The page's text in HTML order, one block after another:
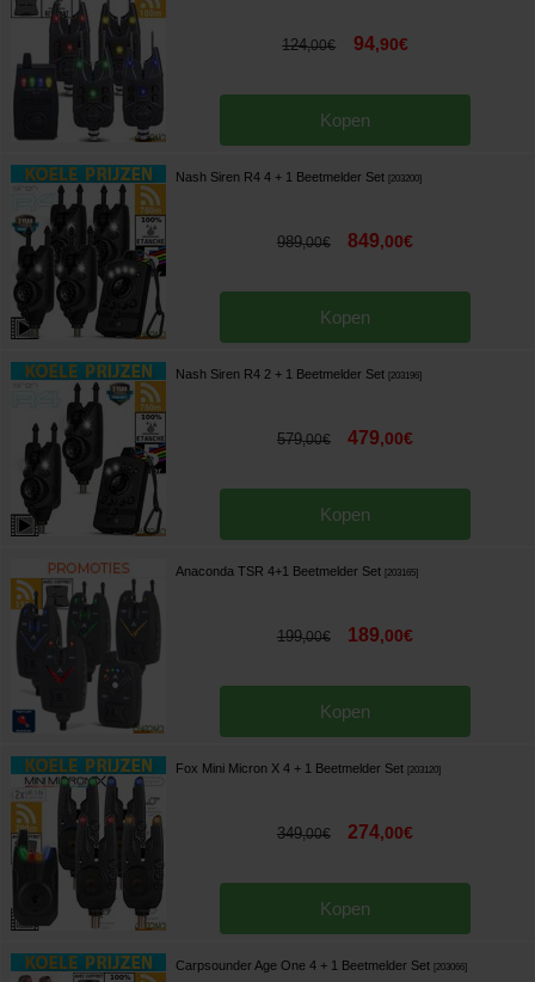
124,00€ 94,90€
Kopen
Nash Siren R4 4 + 1 Beetmelder Set 203200]
989,00€ 849,00€
Kopen
Nash Siren R4 2 + 1 Beetmelder Set 203196]
579,00€ 479,00€
Kopen
Anaconda TSR 4+1 Beetmelder Set 203165]
199,00€ 189,00€
Kopen
Fox Mini Micron X 4 + 1 Beetmelder Set 203120]
349,00€ 274,00€
Kopen
Carpsounder Age One 4 + 1 Beetmelder Set 203066]